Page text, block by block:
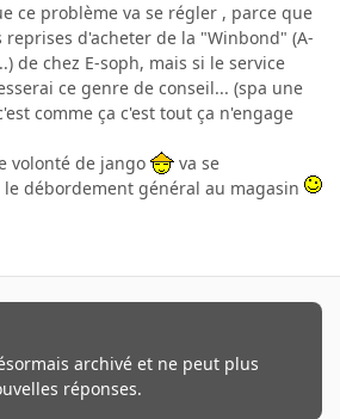
ce problème va se régler , parce que
reprises d'acheter de la "Winbond" (A-
de chez E-soph, mais si le service
ce genre de conseil... (spa une
comme ça c'est tout ça n'engage
volonté de jango
va se
débordement général au magasin
archivé et ne peut plus
réponses.